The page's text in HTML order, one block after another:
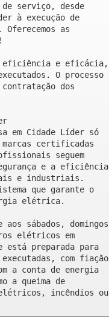
serviço, desde
à execução de
as
eficiência e eficácia,
O processo
dos
em Cidade Líder só
certificadas
seguem
e a eficiência
e industriais.
que garante o
elétrica.
sábados, domingos
elétricos em
está preparada para
com fiação
a conta de energia
a queima de
incêndios ou